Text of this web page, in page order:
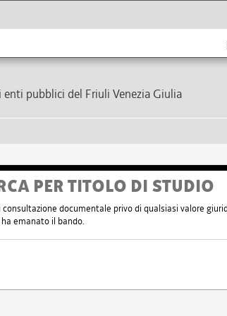
pubblici del Friuli Venezia Giulia
PER TITOLO DI STUDIO
documentale privo di qualsiasi valore
emanato il bando.